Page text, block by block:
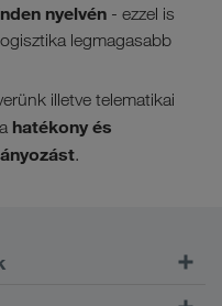
nyelvén - ezzel is
legmagasabb
illetve telematikai
hatékony és
.